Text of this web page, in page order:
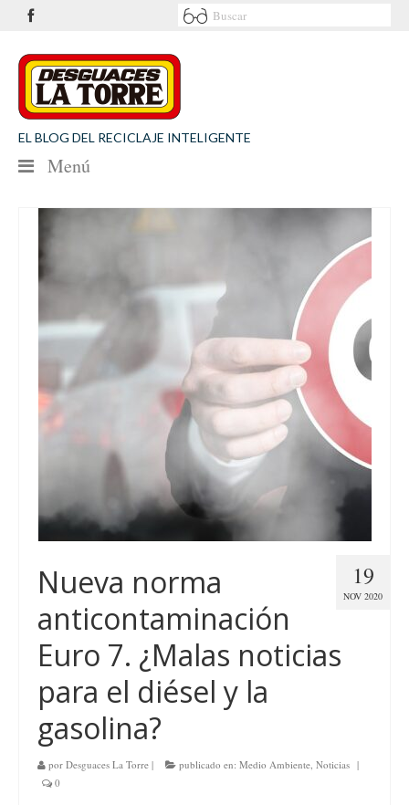
EL BLOG DEL RECICLAJE INTELIGENTE
Menú
NOTICIAS
MEDIO AMBIENTE
PATROCINIOS
Desguaces La Torre
19
NOV 2020
Nueva norma
anticontaminación
Euro 7. ¿Malas noticias
para el diésel y la
gasolina?
por Desguaces La Torre | publicado en: Medio Ambiente, Noticias |
0